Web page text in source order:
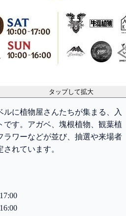
タップして拡大
に植物屋さんたちが集まる、入
です。アガベ、塊根植物、観葉植
ラワーなどが並び、抽選や来場者
れています。